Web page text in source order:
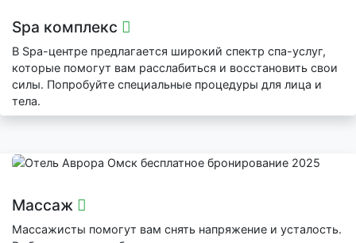
Spa комплекс
В Spa-центре предлагается широкий спектр спа-услуг,
которые помогут вам расслабиться и восстановить свои
силы. Попробуйте специальные процедуры для лица и
тела.
Массаж
Массажисты помогут вам снять напряжение и усталость.